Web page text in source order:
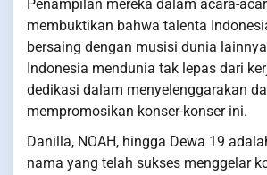
Penampilan mereka dalam acara-
membuktikan bahwa talenta
bersaing dengan musisi dunia
Indonesia mendunia tak lepas dari
dedikasi dalam menyelenggarakan
mempromosikan konser-konser ini.
Danilla, NOAH, hingga Dewa 19
nama yang telah sukses menggelar